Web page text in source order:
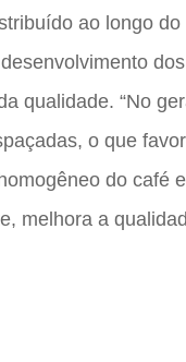
ao longo do
qualidade. “No
o que
do café
melhora a